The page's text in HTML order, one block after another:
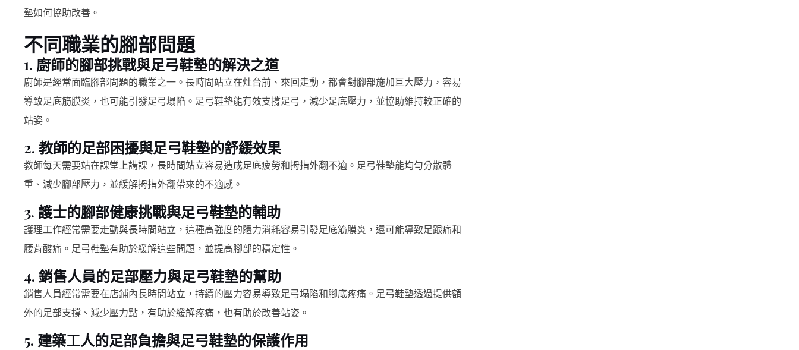
墊如何協助改善。
不同職業的腳部問題
1. 廚師的腳部挑戰與足弓鞋墊的解決之道
廚師是經常面臨腳部問題的職業之一。長時間站立在灶台前、來回走動，都會對腳部施加巨大壓力，容易
導致足底筋膜炎，也可能引發足弓塌陷。足弓鞋墊能有效支撐足弓，減少足底壓力，並協助維持較正確的
站姿。
2. 教師的足部困擾與足弓鞋墊的舒緩效果
教師每天需要站在課堂上講課，長時間站立容易造成足底疲勞和拇指外翻不適。足弓鞋墊能均勻分散體
重、減少腳部壓力，並緩解拇指外翻帶來的不適感。
3. 護士的腳部健康挑戰與足弓鞋墊的輔助
護理工作經常需要走動與長時間站立，這種高強度的體力消耗容易引發足底筋膜炎，還可能導致足跟痛和
腰背酸痛。足弓鞋墊有助於緩解這些問題，並提高腳部的穩定性。
4. 銷售人員的足部壓力與足弓鞋墊的幫助
銷售人員經常需要在店鋪內長時間站立，持續的壓力容易導致足弓塌陷和腳底疼痛。足弓鞋墊透過提供額
外的足部支撐、減少壓力點，有助於緩解疼痛，也有助於改善站姿。
5. 建築工人的足部負擔與足弓鞋墊的保護作用